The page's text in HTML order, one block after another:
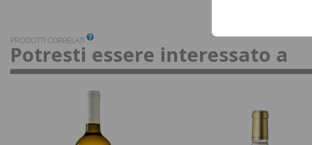
PRODOTTI CORRELATI
Potresti essere interessato a